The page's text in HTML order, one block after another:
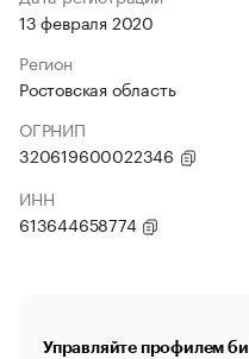
13 февраля 2020
Регион
Ростовская область
ОГРНИП
320619600022346
ИНН
613644658774
Управляйте профилем